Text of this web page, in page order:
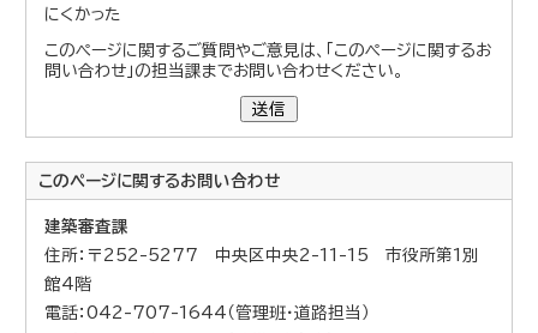
にくかった
このページに関するご質問やご意見は、「このページに関するお
問い合わせ」の担当課までお問い合わせください。
送信
このページに関するお問い合わせ
建築審査課
住所：〒252-5277 中央区中央2-11-15 市役所第1別
館4階
電話：042-707-1644（管理班・道路担当）